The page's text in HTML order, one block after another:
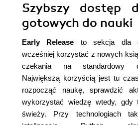
Szybszy dostęp
gotowych do nauki
Early Release to sekcja dla
wcześniej korzystać z nowych
czekania na standardowy
Największą korzyścią jest tu
rozpocząć naukę, sprawdzić
wykorzystać wiedzę wtedy, gdy
świeży. Przy technologiach